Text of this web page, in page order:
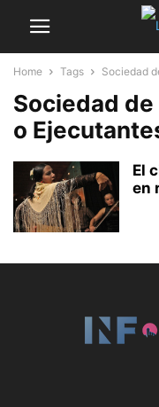
Home Tags Sociedad
Sociedad
o
El
en